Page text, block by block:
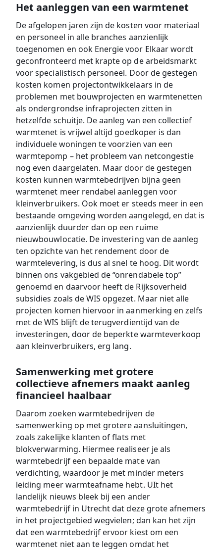
Het aanleggen van een warmtenet
De afgelopen jaren zijn de kosten voor materiaal
en personeel in alle branches aanzienlijk
toegenomen en ook Energie voor Elkaar wordt
geconfronteerd met krapte op de arbeidsmarkt
voor specialistisch personeel. Door de gestegen
kosten komen projectontwikkelaars in de
problemen met bouwprojecten en warmtenetten
als ondergrondse infraprojecten zitten in
hetzelfde schuitje. De aanleg van een collectief
warmtenet is vrijwel altijd goedkoper is dan
individuele woningen te voorzien van een
warmtepomp – het probleem van netcongestie
nog even daargelaten. Maar door de gestegen
kosten kunnen warmtebedrijven bijna geen
warmtenet meer rendabel aanleggen voor
kleinverbruikers. Ook moet er steeds meer in een
bestaande omgeving worden aangelegd, en dat is
aanzienlijk duurder dan op een ruime
nieuwbouwlocatie. De investering van de aanleg
ten opzichte van het rendement door de
warmtelevering, is dus al snel te hoog. Dit wordt
binnen ons vakgebied de “onrendabele top”
genoemd en daarvoor heeft de Rijksoverheid
subsidies zoals de WIS opgezet. Maar niet alle
projecten komen hiervoor in aanmerking en zelfs
met de WIS blijft de terugverdientijd van de
investeringen, door de beperkte warmteverkoop
aan kleinverbruikers, erg lang.
Samenwerking met grotere
collectieve afnemers maakt aanleg
financieel haalbaar
Daarom zoeken warmtebedrijven de
samenwerking op met grotere aansluitingen,
zoals zakelijke klanten of flats met
blokverwarming. Hiermee realiseer je als
warmtebedrijf een bepaalde mate van
verdichting, waardoor je met minder meters
leiding meer warmteafname hebt. UIt het
landelijk nieuws bleek bij een ander
warmtebedrijf in Utrecht dat deze grote afnemers
in het projectgebied wegvielen; dan kan het zijn
dat een warmtebedrijf ervoor kiest om een
warmtenet niet aan te leggen omdat het